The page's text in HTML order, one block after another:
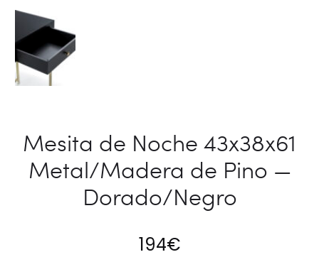
Mesita de Noche 43x38x61
Metal/Madera de Pino —
Dorado/Negro
194€